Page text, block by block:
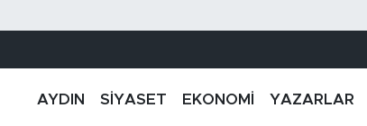
AYDIN SİYASET EKONOMİ YAZARLAR